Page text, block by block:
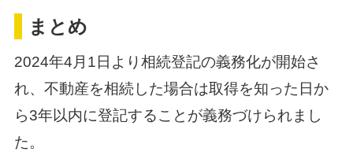
まとめ
2024年4月1日より相続登記の義務化が開始さ
れ、不動産を相続した場合は取得を知った日か
ら3年以内に登記することが義務づけられまし
た。